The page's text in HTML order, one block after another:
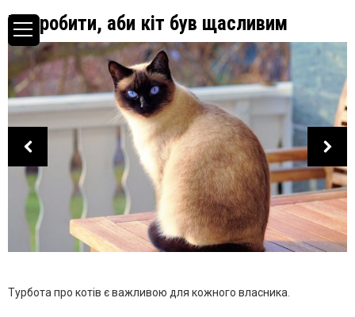
Що робити, аби кіт був щасливим
Турбота про котів є важливою для кожного власника.